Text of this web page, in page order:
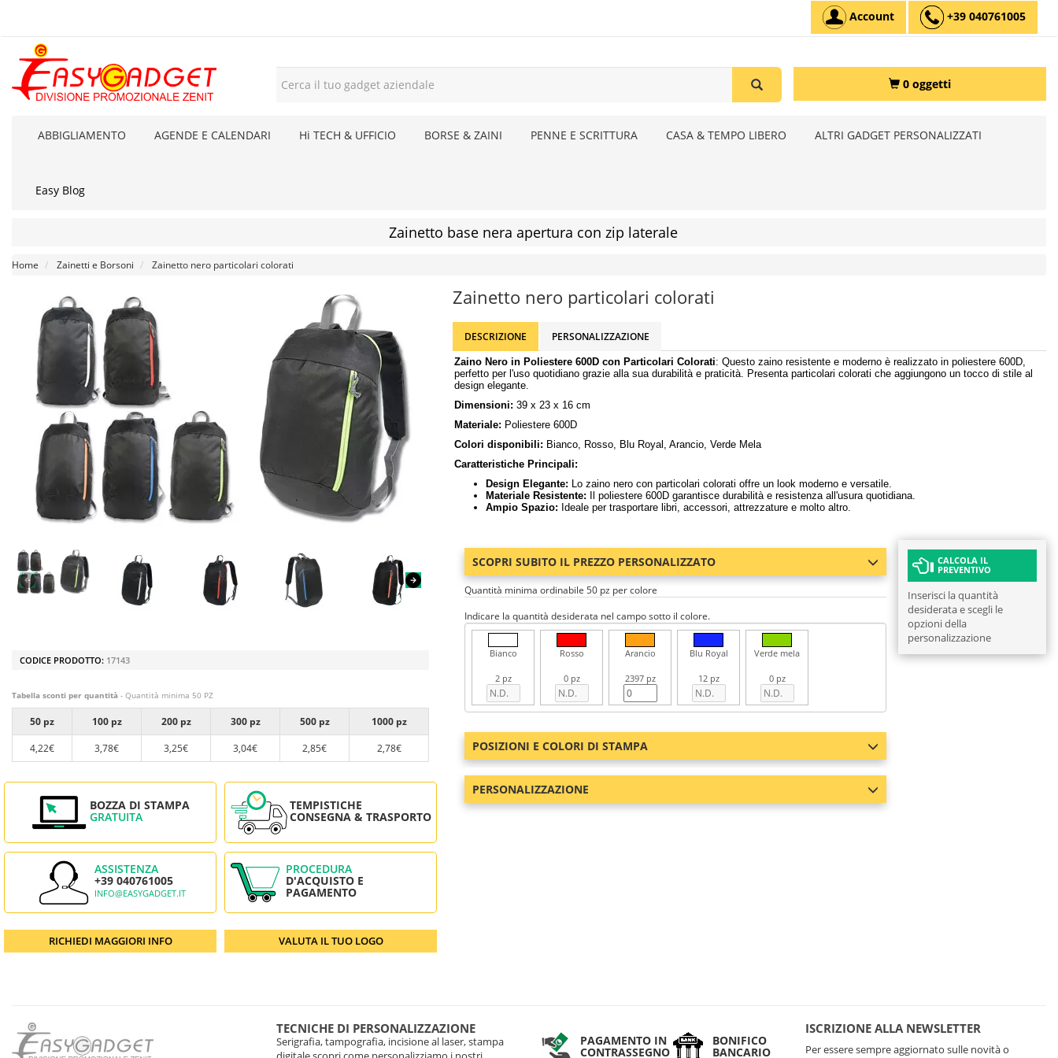
Account +39 040761005
0 oggetti
ABBIGLIAMENTO AGENDE E CALENDARI Hi TECH & UFFICIO BORSE & ZAINI PENNE E SCRITTURA CASA & TEMPO LIBERO ALTRI GADGET PERSONALIZZATI
Easy Blog
Zainetto base nera apertura con zip laterale
Home Zainetti e Borsoni Zainetto nero particolari colorati
CODICE PRODOTTO: 17143
Tabella sconti per quantità - Quantità minima 50 PZ
50 pz 100 pz 200 pz 300 pz 500 pz
1000 pz
4,22€
3,78€ 3,25€ 3,04€ 2,85€ 2,78€
BOZZA DI STAMPA
GRATUITA
TEMPISTICHE
CONSEGNA & TRASPORTO
ASSISTENZA
+39 040761005
INFO@EASYGADGET.IT
PROCEDURA
D'ACQUISTO E
PAGAMENTO
RICHIEDI MAGGIORI INFO VALUTA IL TUO LOGO
Zainetto nero particolari colorati
DESCRIZIONE PERSONALIZZAZIONE
Zaino Nero in Poliestere 600D con Particolari Colorati: Questo zaino resistente e moderno è realizzato in poliestere 600D,
perfetto per l'uso quotidiano grazie alla sua durabilità e praticità. Presenta particolari colorati che aggiungono un tocco di stile al
design elegante.
Dimensioni: 39 x 23 x 16 cm
Materiale: Poliestere 600D
Colori disponibili: Bianco, Rosso, Blu Royal, Arancio, Verde Mela
Caratteristiche Principali:
Design Elegante: Lo zaino nero con particolari colorati offre un look moderno e versatile.
Materiale Resistente: Il poliestere 600D garantisce durabilità e resistenza all'usura quotidiana.
Ampio Spazio: Ideale per trasportare libri, accessori, attrezzature e molto altro.
SCOPRI SUBITO IL PREZZO PERSONALIZZATO
Quantità minima ordinabile 50 pz per colore
Indicare la quantità desiderata nel campo sotto il colore.
Bianco
2 pz
Rosso
0 pz
Arancio
2397 pz
Blu Royal
12 pz
Verde mela
0 pz
POSIZIONI E COLORI DI STAMPA
PERSONALIZZAZIONE
CALCOLA IL
PREVENTIVO
Inserisci la quantità
desiderata e scegli le
opzioni della
personalizzazione
TECNICHE DI PERSONALIZZAZIONE
Serigrafia, tampografia, incisione al laser, stampa
PAGAMENTO IN
CONTRASSEGNO
BONIFICO
BANCARIO
ISCRIZIONE ALLA NEWSLETTER
Per essere sempre aggiornato sulle novità o